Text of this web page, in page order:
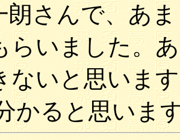
朗さんで、あ
らいました。
ないと思いま
かると思いま